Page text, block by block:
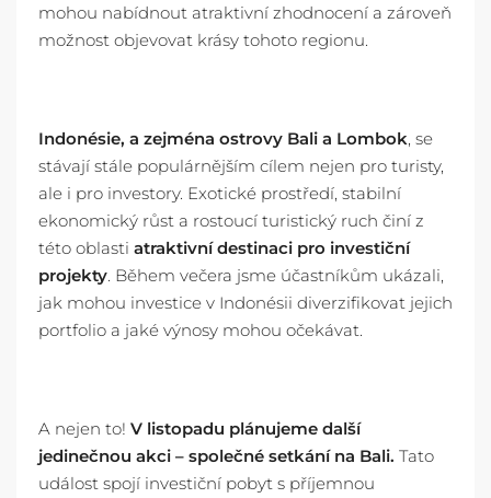
mohou nabídnout atraktivní zhodnocení a zároveň
možnost objevovat krásy tohoto regionu.
Indonésie, a zejména ostrovy Bali a Lombok, se
stávají stále populárnějším cílem nejen pro turisty,
ale i pro investory. Exotické prostředí, stabilní
ekonomický růst a rostoucí turistický ruch činí z
této oblasti atraktivní destinaci pro investiční
projekty. Během večera jsme účastníkům ukázali,
jak mohou investice v Indonésii diverzifikovat jejich
portfolio a jaké výnosy mohou očekávat.
A nejen to! V listopadu plánujeme další
jedinečnou akci – společné setkání na Bali. Tato
událost spojí investiční pobyt s příjemnou